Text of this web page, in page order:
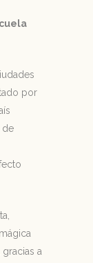
por
de
, gracias a